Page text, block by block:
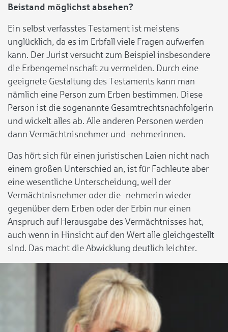
Beistand möglichst absehen?
Ein selbst verfasstes Testament ist meistens
unglücklich, da es im Erbfall viele Fragen aufwerfen
kann. Der Jurist versucht zum Beispiel insbesondere
die Erbengemeinschaft zu vermeiden. Durch eine
geeignete Gestaltung des Testaments kann man
nämlich eine Person zum Erben bestimmen. Diese
Person ist die sogenannte Gesamtrechtsnachfolgerin
und wickelt alles ab. Alle anderen Personen werden
dann Vermächtnisnehmer und -nehmerinnen.
Das hört sich für einen juristischen Laien nicht nach
einem großen Unterschied an, ist für Fachleute aber
eine wesentliche Unterscheidung, weil der
Vermächtnisnehmer oder die -nehmerin wieder
gegenüber dem Erben oder der Erbin nur einen
Anspruch auf Herausgabe des Vermächtnisses hat,
auch wenn in Hinsicht auf den Wert alle gleichgestellt
sind. Das macht die Abwicklung deutlich leichter.